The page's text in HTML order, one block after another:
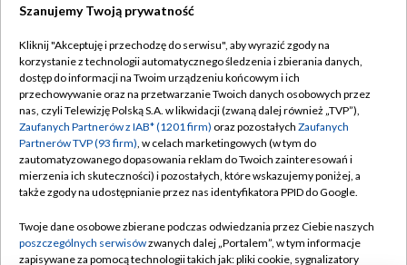
TVP
Abonament TVP
Emisja w TVP
Centrum informacji TVP
Naziemna Telewizja Cyfrowa
Rada Programowa
Regulamin TVP
Polityka prywatności
Moje zgody
Pomoc
Kontakt
Szanujemy Twoją prywatność
Kliknij "Akceptuję i przechodzę do serwisu", aby wyrazić zgody na
korzystanie z technologii automatycznego śledzenia i zbierania danych,
dostęp do informacji na Twoim urządzeniu końcowym i ich
przechowywanie oraz na przetwarzanie Twoich danych osobowych przez
nas, czyli Telewizję Polską S.A. w likwidacji (zwaną dalej również „TVP”),
Zaufanych Partnerów z IAB* (1201 firm) oraz pozostałych Zaufanych
Partnerów TVP (93 firm), w celach marketingowych (w tym do
zautomatyzowanego dopasowania reklam do Twoich zainteresowań i
mierzenia ich skuteczności) i pozostałych, które wskazujemy poniżej, a
także zgody na udostępnianie przez nas identyfikatora PPID do Google.
Twoje dane osobowe zbierane podczas odwiedzania przez Ciebie naszych
poszczególnych serwisówzwanych dalej „Portalem”, w tym informacje
zapisywane za pomocą technologii takich jak: pliki cookie, sygnalizatory